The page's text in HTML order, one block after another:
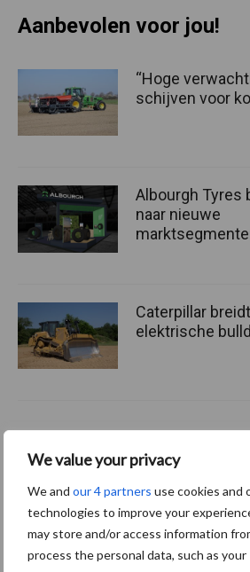
We value your privacy
We and our 4 partners use cookies and
technologies to improve your
may store and/or access information
process the personal data, such as your
Aanbevolen voor jou!
“Hoge
schijven voor
Albourgh Tyres
naar nieuwe
Caterpillar
elektrische
Themapagina's
Bemesting Gewas &